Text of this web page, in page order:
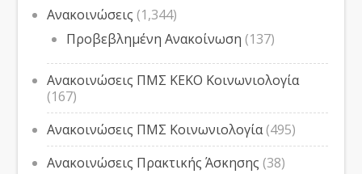
Ανακοινώσεις (1,344)
Προβεβλημένη Ανακοίνωση (137)
Ανακοινώσεις ΠΜΣ ΚΕΚΟ Κοινωνιολογία
(167)
Ανακοινώσεις ΠΜΣ Κοινωνιολογία(495)
Ανακοινώσεις Πρακτικής Άσκησης (38)